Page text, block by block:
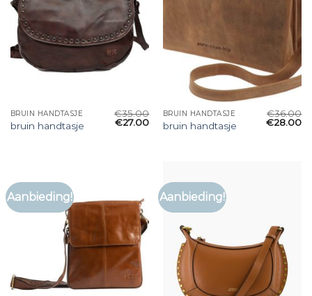
BRUIN HANDTASJE
bruin handtasje
€35.00
€27.00
BRUIN HANDTASJE
bruin handtasje
€36.00
€28.00
Aanbieding! Aanbieding!